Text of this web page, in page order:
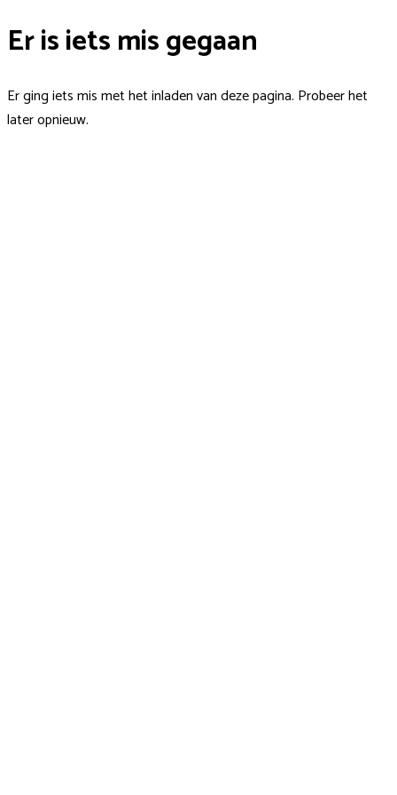
Er is iets mis gegaan
Er ging iets mis met het inladen van deze pagina. Probeer het
later opnieuw.